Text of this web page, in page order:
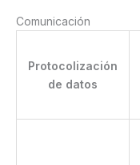
Comunicación
Protocolización
de datos